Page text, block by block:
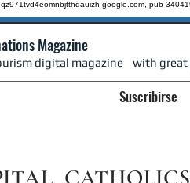
google.com, pub-
Magazine
digital magazine with great
Suscribirse